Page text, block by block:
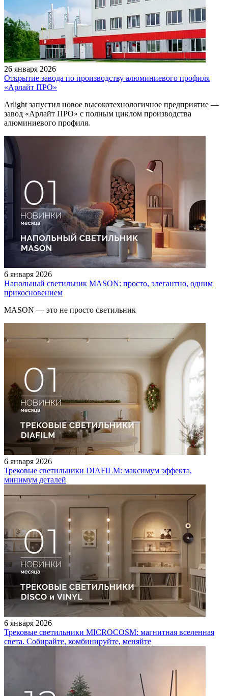
26 января 2026
Открытие завода по производству алюминиевого профиля
«Арлайт ПРО»
Arlight запустил новое высокотехнологичное предприятие —
завод «Арлайт ПРО» с полным циклом производства
алюминиевого профиля.
6 января 2026
Напольный светильник MASON: просто, элегантно, одним
прикосновением
MASON — это не просто светильник
6 января 2026
Трековые светильники DIAFILM: максимум эффекта,
минимум деталей
6 января 2026
Трековые светильники MICROCOSM: магнитная вселенная
света. Собирайте, комбинируйте, меняйте